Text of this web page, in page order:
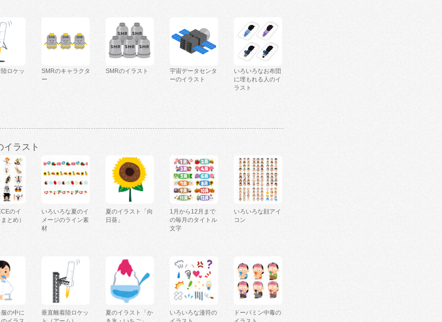
ロケッ
SMRのキャラクタ
ー
SMRのイラスト
宇宙データセンタ
ーのイラスト
いろいろなお布団
に埋もれる人のイ
ラスト
イラスト
のイ
とめ）
いろいろな夏のイ
メージのライン素
材
夏のイラスト「向
日葵」
1月から12月まで
の毎月のタイトル
文字
いろいろな顔アイ
コン
の中に
垂直離着陸ロケッ
夏のイラスト「か
いろいろな漫符の
ドーパミン中毒の